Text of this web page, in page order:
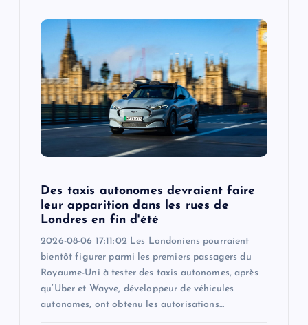
Des taxis autonomes devraient faire
leur apparition dans les rues de
Londres en fin d'été
2026-08-06 17:11:02 Les Londoniens pourraient
bientôt figurer parmi les premiers passagers du
Royaume-Uni à tester des taxis autonomes, après
qu’Uber et Wayve, développeur de véhicules
autonomes, ont obtenu les autorisations…